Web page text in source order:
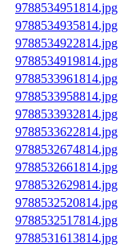
9788534951814.jpg
9788534935814.jpg
9788534922814.jpg
9788534919814.jpg
9788533961814.jpg
9788533958814.jpg
9788533932814.jpg
9788533622814.jpg
9788532674814.jpg
9788532661814.jpg
9788532629814.jpg
9788532520814.jpg
9788532517814.jpg
9788531613814.jpg